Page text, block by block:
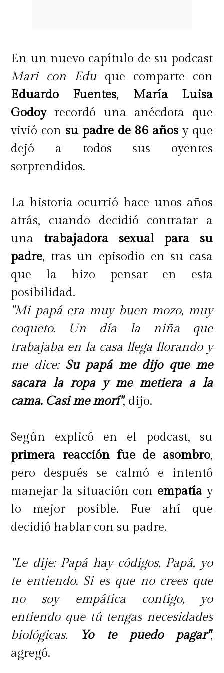
de la música.
El imperio de los sentidos (1976)
La película se desarrolla en Japón a
mediados de la década del treinta,
donde una mujer sufre el amor más
violento en manos de un abusador
que ni siquiera se fija en los
sentimientos de ella. Pero la misma
intensidad de la pareja terminará
acabando con uno de los y es la
mujer las cobra una venganza que
le da un giro alucinante a la
historia.
En un nuevo capítulo de su podcast
Mari con Eduque comparte con
Eduardo Fuentes, María Luisa
Godoyrecordó una anécdota que
vivió con su padre de 86 años y que
dejó a todos sus oyentes
sorprendidos.
La historia ocurrió hace unos años
atrás, cuando decidió contratar a
una trabajadora sexual
para su
padre, tras un episodio en su casa
que la hizo pensar en esta
posibilidad.
"Mi papá era muy buen mozo, muy
coqueto. Un día la niña que
trabajaba en la casa llega llorando y
me dice: Su papá me dijo que me
sacara la ropa y me metiera a la
cama. Casi me morí", dijo.
Según explicó en el podcast, su
primera reacción fue de asombro,
pero después se calmó e intentó
manejar la situación con empatíay
lo mejor posible. Fue ahí que
decidió hablar con su padre.
"Le dije: Papá hay códigos. Papá, yo
te entiendo. Si es que no crees que
no soy empática contigo, yo
entiendo que tú tengas necesidades
biológicas.
Yo te puedo pagar",
agregó.